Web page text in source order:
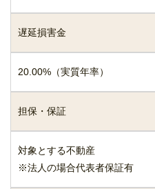
遅延損害金
20.00%（実質年率）
担保・保証
対象とする不動産
※法人の場合代表者保証有